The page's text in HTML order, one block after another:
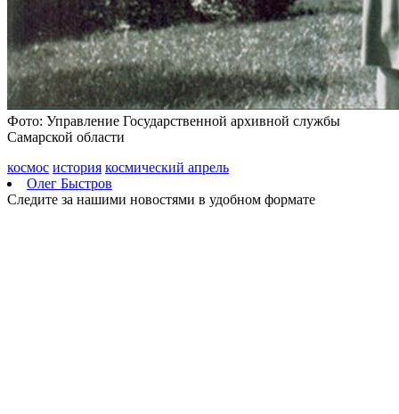
Фото: Управление Государственной архивной службы
Самарской области
космос история космический апрель
Олег Быстров
Следите за нашими новостями в удобном формате